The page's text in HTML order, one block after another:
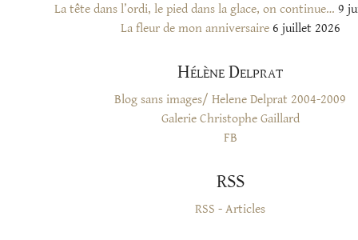
La tête dans l’ordi, le pied dans la glace, on continue… 9
La fleur de mon anniversaire 6 juillet 2026
Hélène Delprat
Blog sans images/ Helene Delprat 2004-2009
Galerie Christophe Gaillard
FB
RSS
RSS - Articles